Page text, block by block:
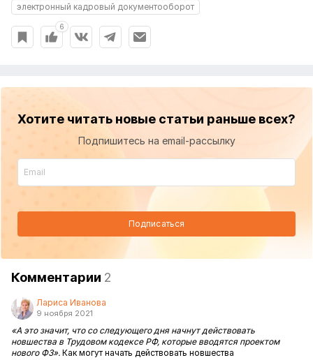
электронный кадровый документооборот
6
Хотите читать новые статьи раньше всех?
Подпишитесь на email-рассылку
Подписаться
Комментарии 2
Лариса Иванова
9 ноября 2021
«А это значит, что со следующего дня начнут действовать
новшества в Трудовом кодексе РФ, которые вводятся проектом
нового ФЗ». Как могут начать действовать новшества